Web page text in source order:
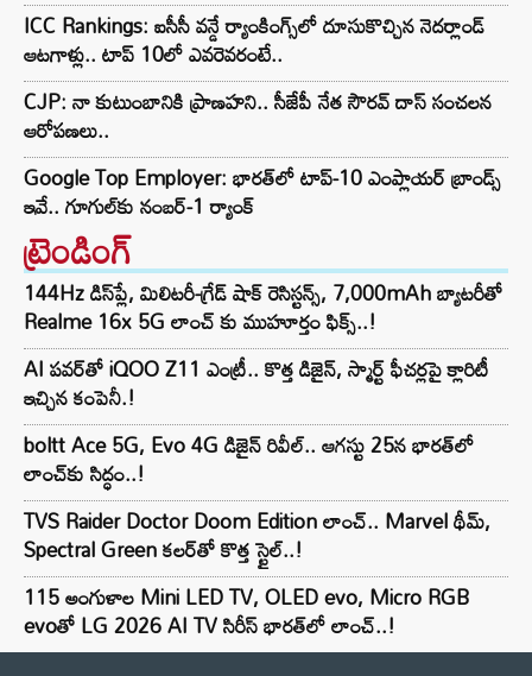
ICC Rankings: ఐసీసీ వన్డే ర్యాంకింగ్స్‌లో దూసుకొచ్చిన నెదర్లాండ్
ఆటగాళ్లు.. టాప్ 10లో ఎవరెవరంటే..
CJP: నా కుటుంబానికి ప్రాణహని.. సీజేపీ నేత సౌరవ్ దాస్ సంచలన
ఆరోపణలు..
Google Top Employer: భారత్‌లో టాప్-10 ఎంప్లాయర్ బ్రాండ్స్
ఇవే.. గూగుల్‌కు నంబర్-1 ర్యాంక్
ట్రెండింగ్‌
144Hz డిస్‌ప్లే, మిలిటరీ-గ్రేడ్ షాక్ రెసిస్టన్స్, 7,000mAh బ్యాటరీతో
Realme 16x 5G లాంచ్ కు ముహూర్తం ఫిక్స్..!
AI పవర్‌తో iQOO Z11 ఎంట్రీ.. కొత్త డిజైన్, స్మార్ట్ ఫీచర్లపై క్లారిటీ
ఇచ్చిన కంపెనీ.!
boltt Ace 5G, Evo 4G డిజైన్ రివీల్.. ఆగస్టు 25న భారత్‌లో
లాంచ్‌కు సిద్ధం..!
TVS Raider Doctor Doom Edition లాంచ్.. Marvel థీమ్,
Spectral Green కలర్‌తో కొత్త స్టైల్..!
115 అంగుళాల Mini LED TV, OLED evo, Micro RGB
evoతో LG 2026 AI TV సిరీస్ భారత్‌లో లాంచ్..!